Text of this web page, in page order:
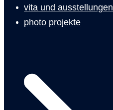
vita und ausstellungen
photo projekte